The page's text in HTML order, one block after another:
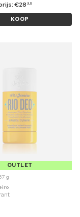
€28 99
KOOP
OUTLET
g